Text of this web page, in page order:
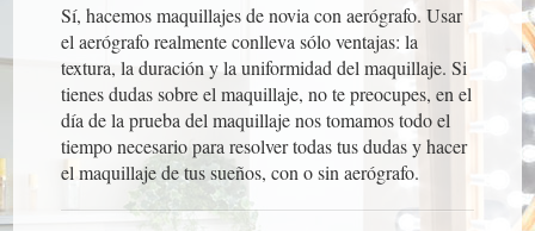
Sí, hacemos maquillajes de novia con aerógrafo. Usar
el aerógrafo realmente conlleva sólo ventajas: la
textura, la duración y la uniformidad del maquillaje. Si
tienes dudas sobre el maquillaje, no te preocupes, en el
día de la prueba del maquillaje nos tomamos todo el
tiempo necesario para resolver todas tus dudas y hacer
el maquillaje de tus sueños, con o sin aerógrafo.